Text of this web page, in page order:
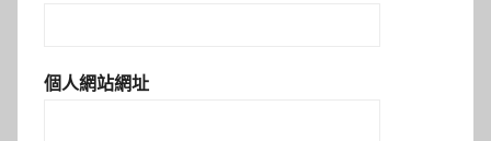
個人網站網址